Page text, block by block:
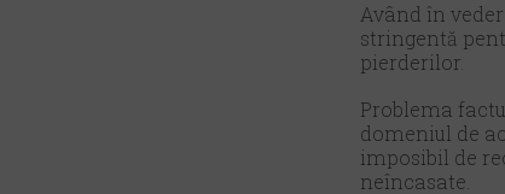
Având în
stringentă
pierderilor.
Problema
domeniul de
imposibil de
neîncasate.